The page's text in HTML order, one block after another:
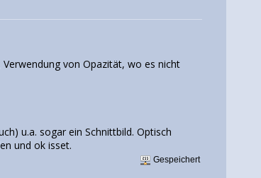
von Opazität, wo es nicht
u.a. sogar ein Schnittbild. Optisch
und ok isset.
Gespeichert